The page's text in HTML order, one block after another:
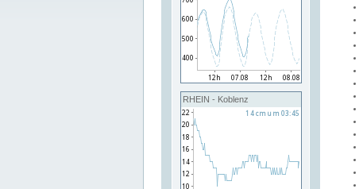
RHEIN - Koblenz